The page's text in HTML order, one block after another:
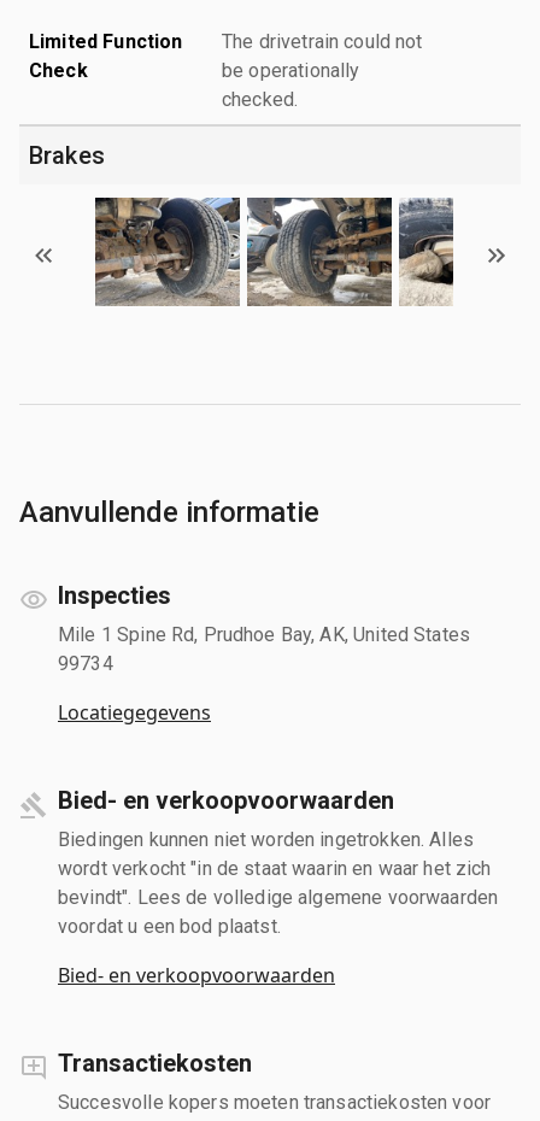
Limited Function
Check
The drivetrain could not
be operationally
checked.
Brakes
Aanvullende informatie
Inspecties
Mile 1 Spine Rd, Prudhoe Bay, AK, United States
99734
Locatiegegevens
Bied- en verkoopvoorwaarden
Biedingen kunnen niet worden ingetrokken. Alles
wordt verkocht "in de staat waarin en waar het zich
bevindt". Lees de volledige algemene voorwaarden
voordat u een bod plaatst.
Bied- en verkoopvoorwaarden
Transactiekosten
Succesvolle kopers moeten transactiekosten voor